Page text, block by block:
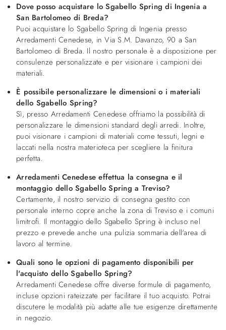
Dove posso acquistare lo Sgabello Spring di Ingenia a
San Bartolomeo di Breda?
Puoi acquistare lo Sgabello Spring di Ingenia presso
Arredamenti Cenedese, in Via S.M. Davanzo, 90 a San
Bartolomeo di Breda. Il nostro personale è a disposizione per
consulenze personalizzate e per visionare i campioni dei
materiali.
È possibile personalizzare le dimensioni o i materiali
dello Sgabello Spring?
Sì, presso Arredamenti Cenedese offriamo la possibilità di
personalizzare le dimensioni standard degli arredi. Inoltre,
puoi visionare i campioni di materiali come tessuti, legni e
laccati nella nostra materioteca per scegliere la finitura
perfetta.
Arredamenti Cenedese effettua la consegna e il
montaggio dello Sgabello Spring a Treviso?
Certamente, il nostro servizio di consegna gestito con
personale interno copre anche la zona di Treviso e i comuni
limitrofi. Il montaggio dello Sgabello Spring è incluso nel
prezzo e prevede anche una pulizia sommaria dell'area di
lavoro al termine.
Quali sono le opzioni di pagamento disponibili per
l'acquisto dello Sgabello Spring?
Arredamenti Cenedese offre diverse formule di pagamento,
incluse opzioni rateizzate per facilitare il tuo acquisto. Potrai
discutere le modalità più adatte alle tue esigenze direttamente
in negozio.